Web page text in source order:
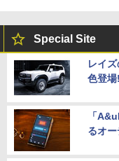
Special Site
レイ
色登
「
るオ